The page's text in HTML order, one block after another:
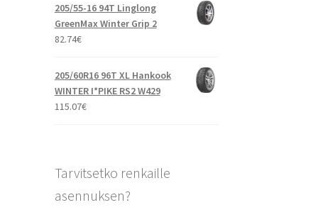
205/55-16 94T Linglong
GreenMax Winter Grip 2
82.74€
205/60R16 96T XL Hankook
WINTER I*PIKE RS2 W429
115.07€
Tarvitsetko renkaille
asennuksen?